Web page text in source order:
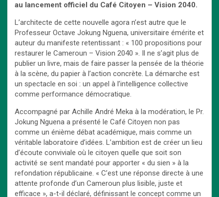
au lancement officiel du Café Citoyen – Vision 2040.
L’architecte de cette nouvelle agora n’est autre que le
Professeur Octave Jokung Nguena, universitaire émérite et
auteur du manifeste retentissant : « 100 propositions pour
restaurer le Cameroun – Vision 2040 ». Il ne s’agit plus de
publier un livre, mais de faire passer la pensée de la théorie
à la scène, du papier à l’action concrète. La démarche est
un spectacle en soi : un appel à l’intelligence collective
comme performance démocratique.
Accompagné par Achille André Meka à la modération, le Pr.
Jokung Nguena a présenté le Café Citoyen non pas
comme un énième débat académique, mais comme un
véritable laboratoire d’idées. L’ambition est de créer un lieu
d’écoute conviviale où le citoyen quelle que soit son
activité se sent mandaté pour apporter « du sien » à la
refondation républicaine. « C’est une réponse directe à une
attente profonde d’un Cameroun plus lisible, juste et
efficace », a-t-il déclaré, définissant le concept comme un